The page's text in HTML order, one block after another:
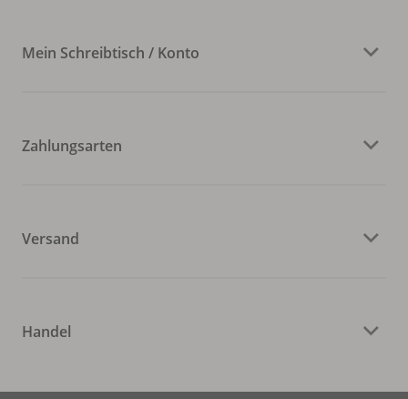
Mein Schreibtisch / Konto
Zahlungsarten
Versand
Handel